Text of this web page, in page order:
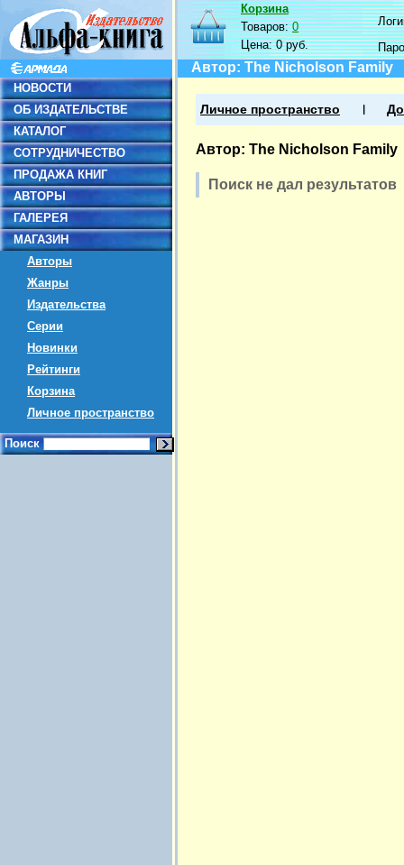
НОВОСТИ
ОБ ИЗДАТЕЛЬСТВЕ
КАТАЛОГ
СОТРУДНИЧЕСТВО
ПРОДАЖА КНИГ
АВТОРЫ
ГАЛЕРЕЯ
МАГАЗИН
Авторы
Жанры
Издательства
Серии
Новинки
Рейтинги
Корзина
Личное пространство
Поиск
Корзина
Товаров:0
Цена:0 руб.
Автор: The Nicholson Family
Личное пространство
Автор: The Nicholson Family
Поиск не дал результатов